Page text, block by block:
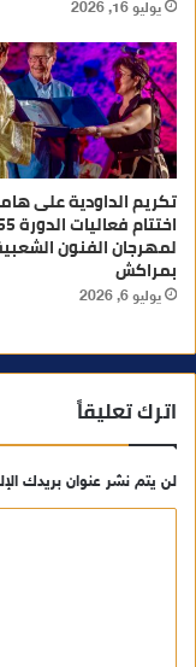
يوليو 16, 2026
تكريم الداودية على
اختتام
لمهرجان الفنون
بمراكش
يوليو 6, 2026
اترك تعليقاً
لن يتم نشر عنوان بريدك